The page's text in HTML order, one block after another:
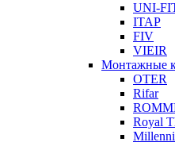
UNI-
ITAP
FIV
VIEIR
Монтажные
OTER
Rifar
Royal